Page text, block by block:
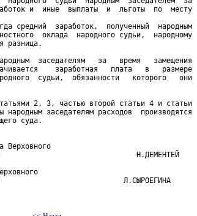
и  иные  выплаты  и  льготы  по  месту
средний  заработок,  полученный  народным
оклада  народного судьи,  народному
разница.
заседателям   за   время   замещения
заработная   плата   в   размере
судьи,  обязанности   которого   они
2, 3, частью второй статьи 4 и статьи
народным заседателям расходов  производятся
суда.
Верховного
ССР                                Н.ДЕМЕНТЕЙ
ССР                             Л.СЫРОЕГИНА